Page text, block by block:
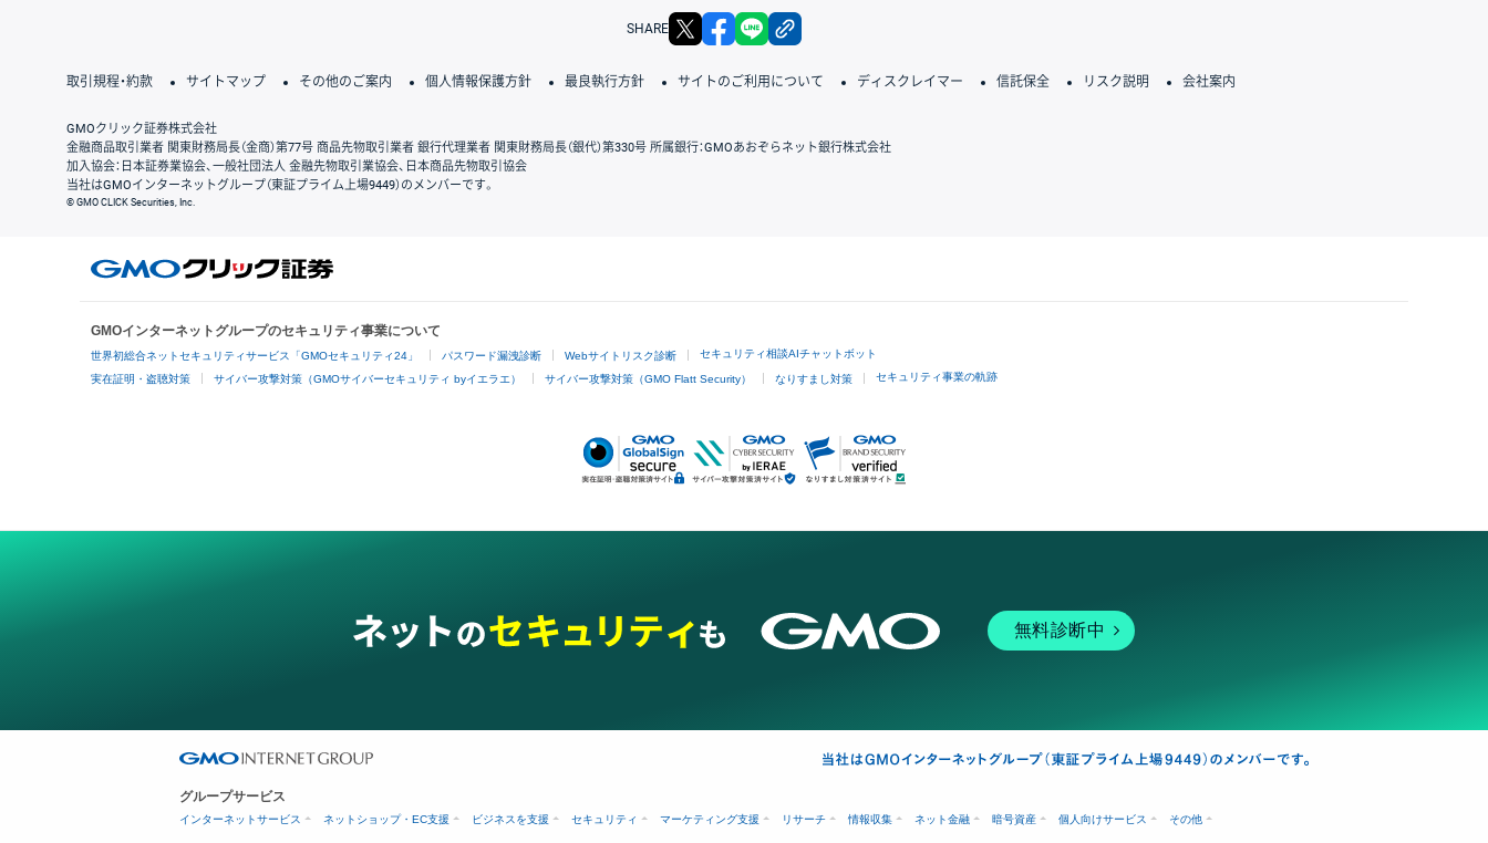
SHARE X facebook
取引規程・約款 サイトマップ その他のご案内 個人情報保護方針 最良執行方針 サイトのご利用について ディスクレイマー 信託保全 リスク説明 会社案内
GMOクリック証券株式会社
金融商品取引業者 関東財務局長（金商）第77号 商品先物取引業者 銀行代理業者 関東財務局長（銀代）第330号 所属銀行：GMOあおぞらネット銀行株式会社
加入協会：日本証券業協会、一般社団法人 金融先物取引業協会、日本商品先物取引協会
当社はGMOインターネットグループ（東証プライム上場9449）のメンバーです。
© GMO CLICK Securities, Inc.
GMOインターネットグループのセキュリティ事業について
世界初総合ネットセキュリティサービス「GMOセキュリティ24」 パスワード漏洩診断 Webサイトリスク診断 セキュリティ相談AIチャットボット
実在証明・盗聴対策 サイバー攻撃対策（GMOサイバーセキュリティ byイエラエ） サイバー攻撃対策（GMO Flatt Security） なりすまし対策 セキュリティ事業の軌跡
無料診断中
グループサービス
インターネットサービス ネットショップ・EC支援 ビジネスを支援 セキュリティ マーケティング支援 リサーチ 情報収集 ネット金融 暗号資産 個人向けサービス その他